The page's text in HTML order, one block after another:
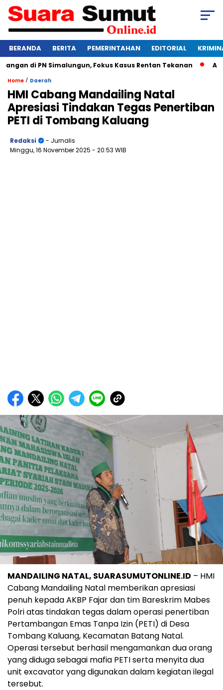
BERANDA BERITA PEMERINTAHAN EDITORIAL
di PN Simalungun, Fokus Kasus Rentan Tekanan Awas
Home / Daerah
HMI Cabang Mandailing Natal
Apresiasi Tindakan Tegas Penertiban
PETI di Tombang Kaluang
Redaksi
- Jurnalis
Minggu, 16 November 2025 - 20:53 WIB
MANDAILING NATAL, SUARASUMUTONLINE.ID – HMI
Cabang Mandailing Natal memberikan apresiasi
penuh kepada AKBP Fajar dan tim Bareskrim Mabes
Polri atas tindakan tegas dalam operasi penertiban
Pertambangan Emas Tanpa Izin (PETI) di Desa
Tombang Kaluang, Kecamatan Batang Natal.
Operasi tersebut berhasil mengamankan dua orang
yang diduga sebagai mafia PETI serta menyita dua
unit excavator yang digunakan dalam kegiatan ilegal
tersebut.